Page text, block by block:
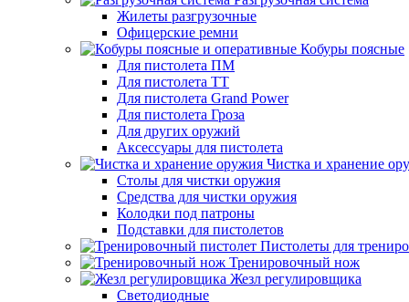
Жилеты разгрузочные
Офицерские ремни
Кобуры поясные
Для пистолета ПМ
Для пистолета ТТ
Для пистолета Grand Power
Для пистолета Гроза
Для других оружий
Аксессуары для пистолета
Чистка и хранение
Столы для чистки оружия
Средства для чистки оружия
Колодки под патроны
Подставки для пистолетов
Пистолеты для
Тренировочный нож
Жезл регулировщика
Светодиодные